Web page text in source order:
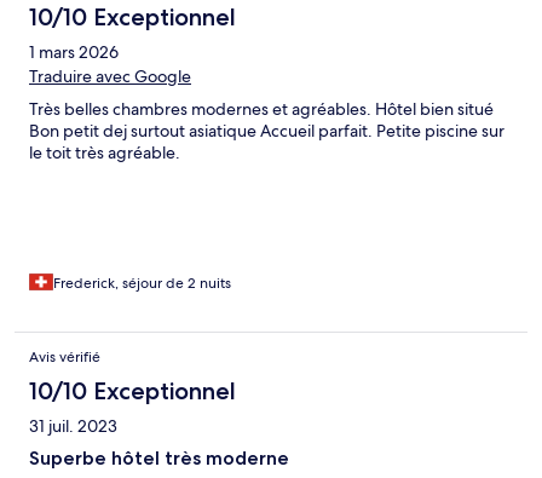
10/10 Exceptionnel
1 mars 2026
Traduire avec Google
Très belles chambres modernes et agréables. Hôtel bien situé
Bon petit dej surtout asiatique Accueil parfait. Petite piscine sur
le toit très agréable.
Frederick, séjour de 2 nuits
Avis vérifié
10/10 Exceptionnel
31 juil. 2023
Superbe hôtel très moderne